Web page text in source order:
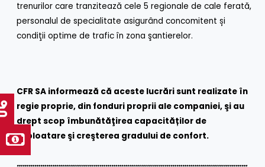
trenurilor care tranzitează cele 5 regionale de cale ferată,
personalul de specialitate asigurând concomitent și
condiţii optime de trafic în zona şantierelor.
CFR SA informează că aceste lucrări sunt realizate în
regie proprie, din fonduri proprii ale companiei, şi au
drept scop îmbunătăţirea capacităților de
exploatare şi creşterea gradului de confort.
………………………………………………………………………………………………………